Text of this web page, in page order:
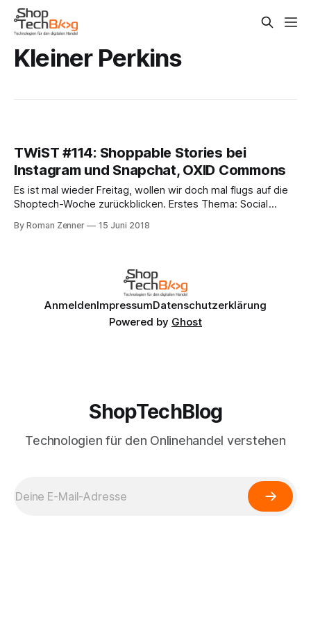
Kleiner Perkins
TWiST #114: Shoppable Stories bei
Instagram und Snapchat, OXID Commons
Es ist mal wieder Freitag, wollen wir doch mal flugs auf die
Shoptech-Woche zurückblicken. Erstes Thema: Social
Kopf-an-Kopf-Rennen bei der Frage, wer besser und
By Roman Zenner 15 Juni 2018
AnmeldenImpressumDatenschutzerklärung
Powered by Ghost
ShopTechBlog
Technologien für den Onlinehandel verstehen